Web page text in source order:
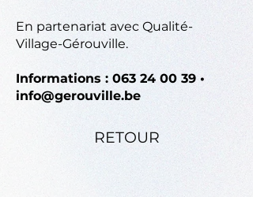
En partenariat avec Qualité-
Village-Gérouville.
Informations : 063 24 00 39 •
info@gerouville.be
RETOUR